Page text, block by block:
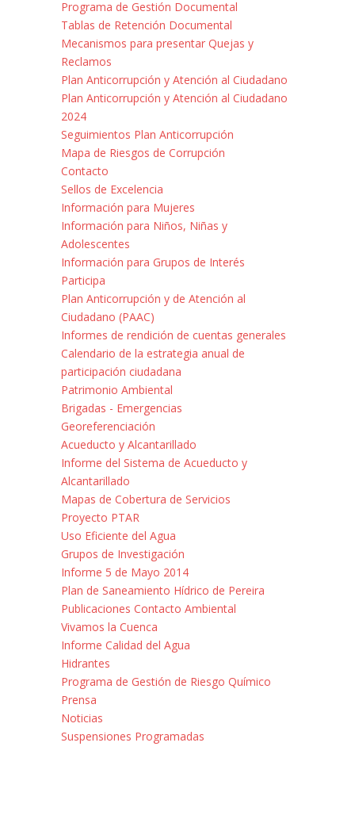
Programa de Gestión Documental
Tablas de Retención Documental
Mecanismos para presentar Quejas y
Reclamos
Plan Anticorrupción y Atención al Ciudadano
Plan Anticorrupción y Atención al Ciudadano
2024
Seguimientos Plan Anticorrupción
Mapa de Riesgos de Corrupción
Contacto
Sellos de Excelencia
Información para Mujeres
Información para Niños, Niñas y
Adolescentes
Información para Grupos de Interés
Participa
Plan Anticorrupción y de Atención al
Ciudadano (PAAC)
Informes de rendición de cuentas generales
Calendario de la estrategia anual de
participación ciudadana
Patrimonio Ambiental
Brigadas - Emergencias
Georeferenciación
Acueducto y Alcantarillado
Informe del Sistema de Acueducto y
Alcantarillado
Mapas de Cobertura de Servicios
Proyecto PTAR
Uso Eficiente del Agua
Grupos de Investigación
Informe 5 de Mayo 2014
Plan de Saneamiento Hídrico de Pereira
Publicaciones Contacto Ambiental
Vivamos la Cuenca
Informe Calidad del Agua
Hidrantes
Programa de Gestión de Riesgo Químico
Prensa
Noticias
Suspensiones Programadas